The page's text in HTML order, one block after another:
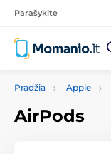
Parašykite
Pradžia Apple
AirPods